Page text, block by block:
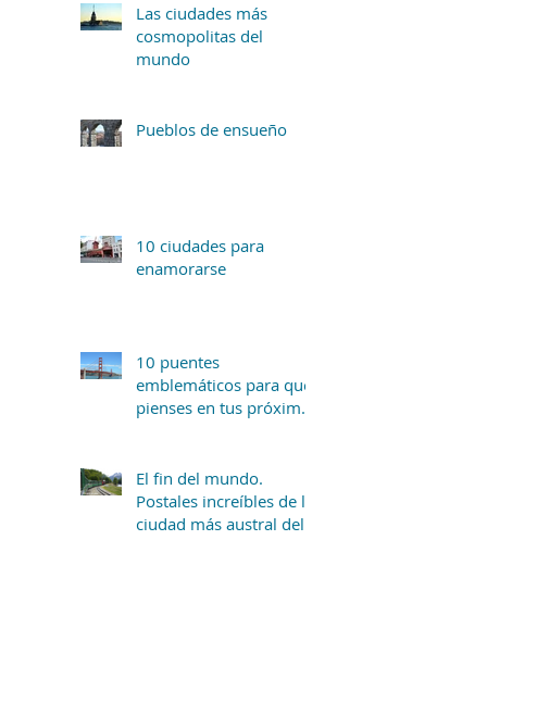
Las ciudades más
cosmopolitas del
mundo
Pueblos de ensueño
10 ciudades para
enamorarse
10 puentes
emblemáticos para que
pienses en tus próximas
El fin del mundo.
Postales increíbles de la
ciudad más austral del